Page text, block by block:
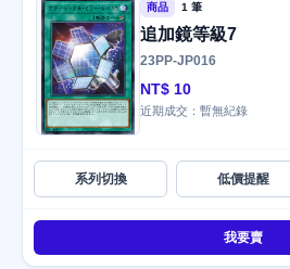
商品 1 筆
追加鏡等級7
23PP-JP016
NT$ 10
近期成交：暫無紀錄
系列切換 低價提醒
我要賣